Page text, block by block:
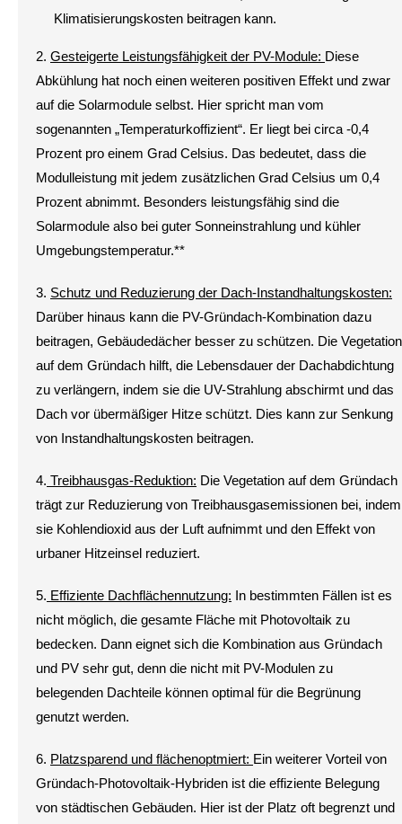
Klimatisierungskosten beitragen kann.
2. Gesteigerte Leistungsfähigkeit der PV-Module: Diese
Abkühlung hat noch einen weiteren positiven Effekt und zwar
auf die Solarmodule selbst. Hier spricht man vom
sogenannten „Temperaturkoffizient“. Er liegt bei circa -0,4
Prozent pro einem Grad Celsius. Das bedeutet, dass die
Modulleistung mit jedem zusätzlichen Grad Celsius um 0,4
Prozent abnimmt. Besonders leistungsfähig sind die
Solarmodule also bei guter Sonneinstrahlung und kühler
Umgebungstemperatur.**
3. Schutz und Reduzierung der Dach-Instandhaltungskosten:
Darüber hinaus kann die PV-Gründach-Kombination dazu
beitragen, Gebäudedächer besser zu schützen. Die Vegetation
auf dem Gründach hilft, die Lebensdauer der Dachabdichtung
zu verlängern, indem sie die UV-Strahlung abschirmt und das
Dach vor übermäßiger Hitze schützt. Dies kann zur Senkung
von Instandhaltungskosten beitragen.
4. Treibhausgas-Reduktion: Die Vegetation auf dem Gründach
trägt zur Reduzierung von Treibhausgasemissionen bei, indem
sie Kohlendioxid aus der Luft aufnimmt und den Effekt von
urbaner Hitzeinsel reduziert.
5. Effiziente Dachflächennutzung: In bestimmten Fällen ist es
nicht möglich, die gesamte Fläche mit Photovoltaik zu
bedecken. Dann eignet sich die Kombination aus Gründach
und PV sehr gut, denn die nicht mit PV-Modulen zu
belegenden Dachteile können optimal für die Begrünung
genutzt werden.
6. Platzsparend und flächenoptmiert: Ein weiterer Vorteil von
Gründach-Photovoltaik-Hybriden ist die effiziente Belegung
von städtischen Gebäuden. Hier ist der Platz oft begrenzt und